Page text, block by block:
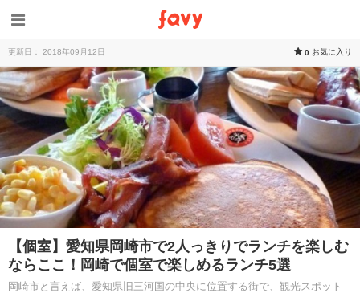
更新日： 2018年09月12日 0 お気に入り
【個室】愛知県岡崎市で2人っきりでランチを楽しむ
ならここ！岡崎で個室で楽しめるランチ5選
岡崎市と言えば、愛知県旧三河国の中央に位置する街で、観光スポット